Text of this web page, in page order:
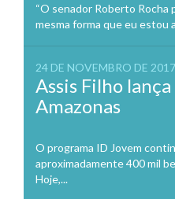
“O senador Roberto Rocha
mesma forma que eu estou
24 DE NOVEMBRO DE 2017
Assis Filho
Amazonas
O programa ID Jovem
aproximadamente 400 mil
Hoje,...